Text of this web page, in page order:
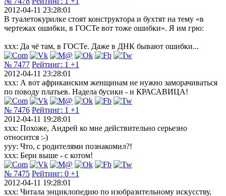
2012-04-11 23:28:01
В туалетокурилке стоят конструктора и бухтят на тему «в
чертежах ошибки, в ГОСТе вот тоже ошибки». Я им грю:
xxx: Да чё там, в ГОСТе. Даже в ДНК бывают ошибки...
№ 7477 Рейтинг: 1 +1
2012-04-11 23:28:01
xxx: А вот африканским женщинам не нужно заморачиваться
по поводу платьев. Надела бусики - и КРАСАВИЦА!
№ 7476 Рейтинг: 1 +1
2012-04-11 19:28:01
xxx: Похоже, Андрей ко мне действительно серьезно
относится :-)
yyy: Что, с родителями познакомил?!
xxx: Бери выше - с котом!
№ 7475 Рейтинг: 0 +1
2012-04-11 19:28:01
xxx: Читала энциклопедию по изобразительному искусству,